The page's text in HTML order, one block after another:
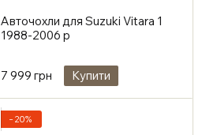
Авточохли для Suzuki Vitara 1
1988-2006 р
7 999 грн Купити
−20%